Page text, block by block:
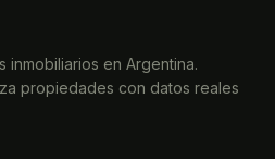
inmobiliarios en Argentina.
propiedades con datos reales